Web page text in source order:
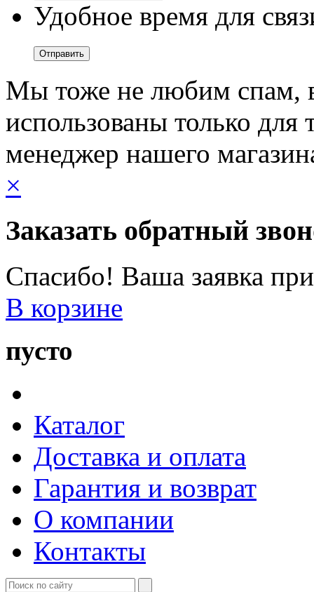
Удобное время для
Мы тоже не любим спам,
использованы только для
менеджер нашего
×
Заказать обратный
Спасибо! Ваша заявка
В корзине
пусто
Каталог
Доставка и оплата
Гарантия и возврат
О компании
Контакты